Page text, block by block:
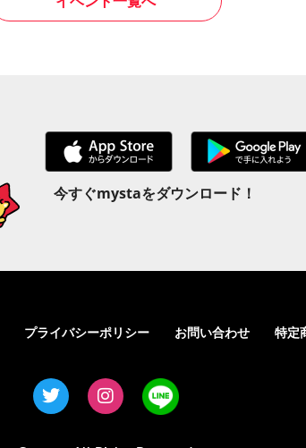
今すぐmystaをダウンロード！
プライバシーポリシー お問い合わせ 特定